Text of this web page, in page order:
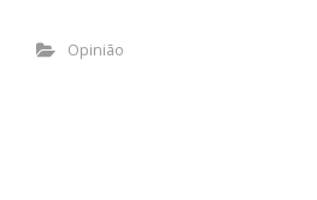
Opinião